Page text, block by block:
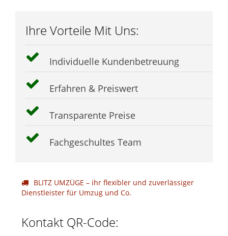
Ihre Vorteile Mit Uns:
Individuelle Kundenbetreuung
Erfahren & Preiswert
Transparente Preise
Fachgeschultes Team
BLITZ UMZÜGE – ihr flexibler und zuverlässiger
Dienstleister für Umzug und Co.
Kontakt QR-Code: